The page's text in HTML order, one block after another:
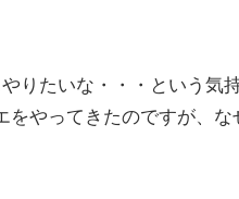
りたいな・・・という気
やってきたのですが、な